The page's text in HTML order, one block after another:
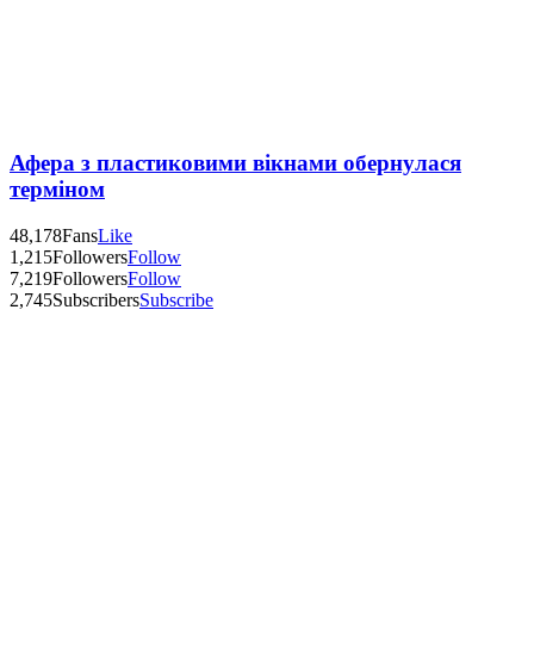
Афера з пластиковими вікнами обернулася
терміном
48,178FansLike
1,215FollowersFollow
7,219FollowersFollow
2,745SubscribersSubscribe